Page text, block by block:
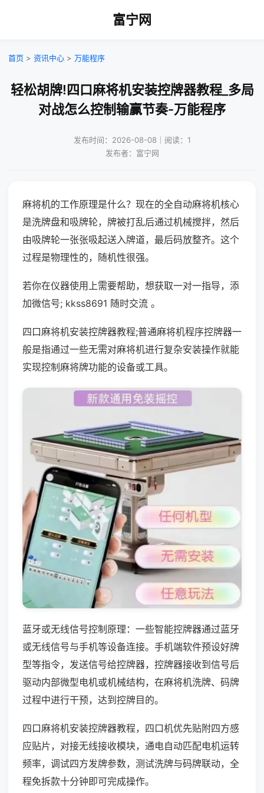
富宁网
首页 > 资讯中心 > 万能程序
轻松胡牌!四口麻将机安装控牌器教程_多局
对战怎么控制输赢节奏-万能程序
发布时间：2026-08-08｜阅读：1
发布者：富宁网
麻将机的工作原理是什么？现在的全自动麻将机核心
是洗牌盘和吸牌轮，牌被打乱后通过机械搅拌，然后
由吸牌轮一张张吸起送入牌道，最后码放整齐。这个
过程是物理性的，随机性很强。
若你在仪器使用上需要帮助，想获取一对一指导，添
加微信号; kkss8691 随时交流 。
四口麻将机安装控牌器教程;普通麻将机程序控牌器一
般是指通过一些无需对麻将机进行复杂安装操作就能
实现控制麻将牌功能的设备或工具。
蓝牙或无线信号控制原理：一些智能控牌器通过蓝牙
或无线信号与手机等设备连接。手机端软件预设好牌
型等指令，发送信号给控牌器，控牌器接收到信号后
驱动内部微型电机或机械结构，在麻将机洗牌、码牌
过程中进行干预，达到控牌目的。
四口麻将机安装控牌器教程，四口机优先贴附四方感
应贴片，对接无线接收模块，通电自动匹配电机运转
频率，调试四方发牌参数，测试洗牌与码牌联动，全
程免拆款十分钟即可完成操作。